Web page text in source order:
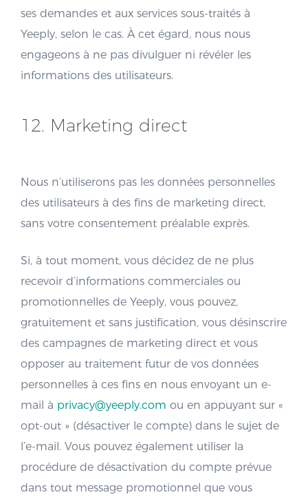
ses demandes et aux services sous-traités à
Yeeply, selon le cas. À cet égard, nous nous
engageons à ne pas divulguer ni révéler les
informations des utilisateurs.
12. Marketing direct
Nous n’utiliserons pas les données personnelles
des utilisateurs à des fins de marketing direct,
sans votre consentement préalable exprès.
Si, à tout moment, vous décidez de ne plus
recevoir d’informations commerciales ou
promotionnelles de Yeeply, vous pouvez,
gratuitement et sans justification, vous désinscrire
des campagnes de marketing direct et vous
opposer au traitement futur de vos données
personnelles à ces fins en nous envoyant un e-
mail à privacy@yeeply.com ou en appuyant sur «
opt-out » (désactiver le compte) dans le sujet de
l’e-mail. Vous pouvez également utiliser la
procédure de désactivation du compte prévue
dans tout message promotionnel que vous